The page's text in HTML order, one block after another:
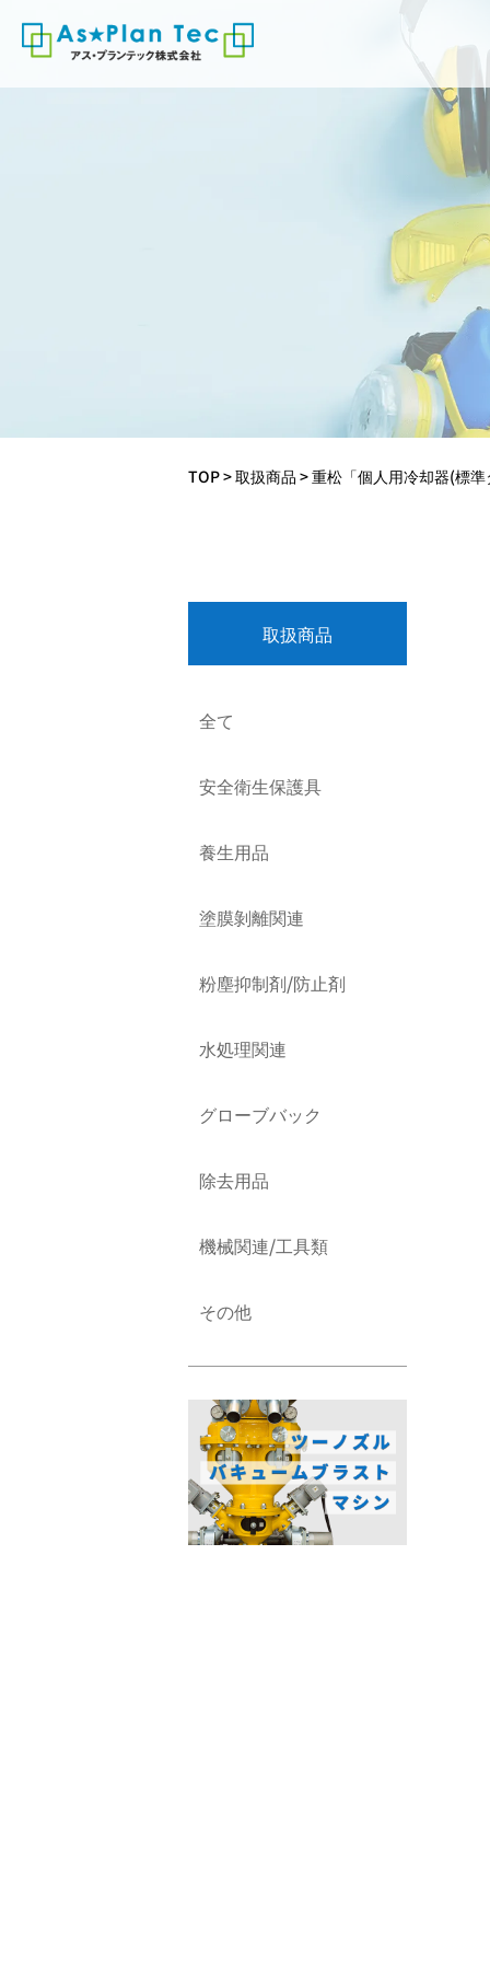
TOP>取扱商品 >重松「個人用冷却器(標
取扱商品
全て
安全衛生保護具
養生用品
塗膜剝離関連
粉塵抑制剤/防止剤
水処理関連
グローブバック
除去用品
機械関連/工具類
その他